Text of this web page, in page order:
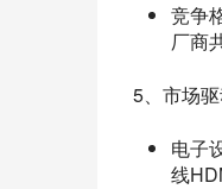
竞争
厂商
5、市场
电子
线